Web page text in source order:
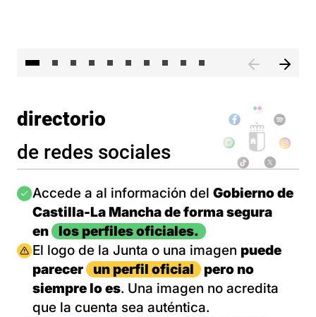
directorio
de redes sociales
Imagen
Accede a al información del Gobierno de
Castilla-La Mancha de forma segura
en
los perfiles oficiales.
Imagen
El logo de la Junta o una imagen puede
parecer
un perfil oficial
pero no
siempre lo es. Una imagen no acredita
que la cuenta sea auténtica.